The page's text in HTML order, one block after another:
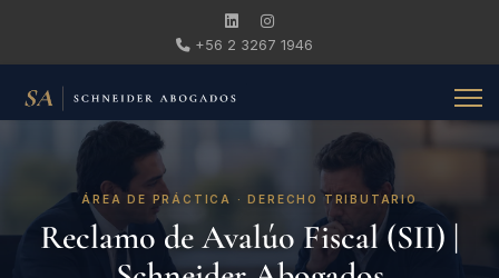
+56 2 3267 1946
ÁREA DE PRÁCTICA · DERECHO TRIBUTARIO
Reclamo de Avalúo Fiscal (SII) |